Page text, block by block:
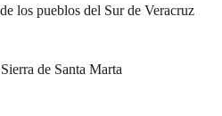
los pueblos del Sur de Veracruz
de Santa Marta